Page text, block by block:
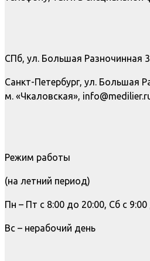
СПб, ул. Большая Разночинная
Санкт-Петербург, ул. Большая
м. «Чкаловская»,
Режим работы
(на летний период)
Пн – Пт с 8:00 до 20:00, Сб с 9:00
Вс – нерабочий день